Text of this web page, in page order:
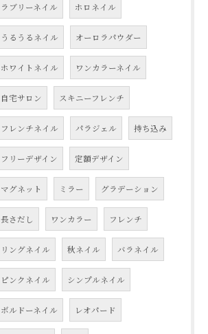
ラブリーネイル ホロネイル
うるうるネイル オーロラパウダー
ホワイトネイル ワンカラーネイル
自宅サロン スキニーフレンチ
フレンチネイル パラジェル 持ち込み
フリーデザイン 定額デザイン
マグネット ミラー グラデーション
長さだし ワンカラー フレンチ
リングネイル 秋ネイル バラネイル
ピンクネイル シンプルネイル
ボルドーネイル レオパード